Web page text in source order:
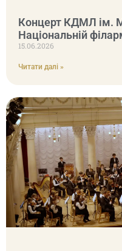
Концерт КДМЛ ім.
Національній
15.06.2026
Читати далі »